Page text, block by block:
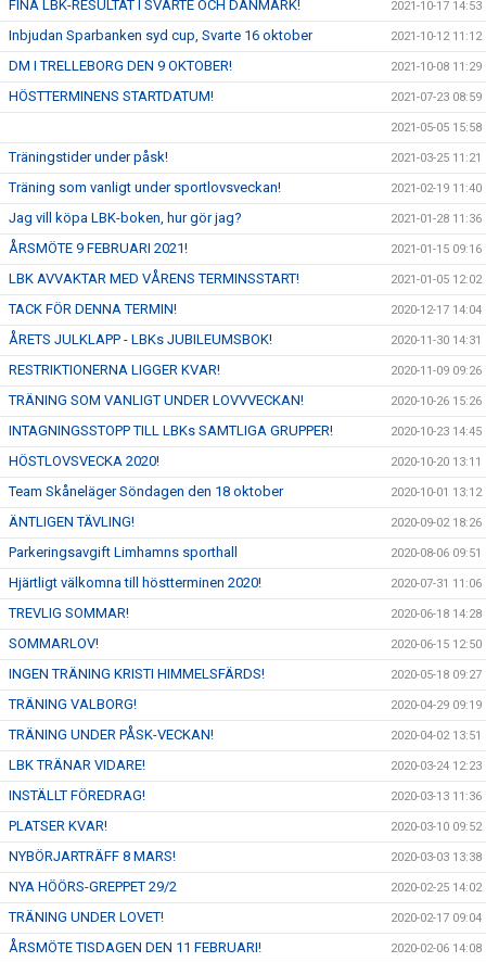
FINA LBK-RESULTAT I SVARTE OCH DANMARK! 2021-10-17 14:53
Inbjudan Sparbanken syd cup, Svarte 16 oktober 2021-10-12 11:12
DM I TRELLEBORG DEN 9 OKTOBER! 2021-10-08 11:29
HÖSTTERMINENS STARTDATUM! 2021-07-23 08:59
2021-05-05 15:58
Träningstider under påsk! 2021-03-25 11:21
Träning som vanligt under sportlovsveckan! 2021-02-19 11:40
Jag vill köpa LBK-boken, hur gör jag? 2021-01-28 11:36
ÅRSMÖTE 9 FEBRUARI 2021! 2021-01-15 09:16
LBK AVVAKTAR MED VÅRENS TERMINSSTART! 2021-01-05 12:02
TACK FÖR DENNA TERMIN! 2020-12-17 14:04
ÅRETS JULKLAPP - LBKs JUBILEUMSBOK! 2020-11-30 14:31
RESTRIKTIONERNA LIGGER KVAR! 2020-11-09 09:26
TRÄNING SOM VANLIGT UNDER LOVVVECKAN! 2020-10-26 15:26
INTAGNINGSSTOPP TILL LBKs SAMTLIGA GRUPPER! 2020-10-23 14:45
HÖSTLOVSVECKA 2020! 2020-10-20 13:11
Team Skåneläger Söndagen den 18 oktober 2020-10-01 13:12
ÄNTLIGEN TÄVLING! 2020-09-02 18:26
Parkeringsavgift Limhamns sporthall 2020-08-06 09:51
Hjärtligt välkomna till höstterminen 2020! 2020-07-31 11:06
TREVLIG SOMMAR! 2020-06-18 14:28
SOMMARLOV! 2020-06-15 12:50
INGEN TRÄNING KRISTI HIMMELSFÄRDS! 2020-05-18 09:27
TRÄNING VALBORG! 2020-04-29 09:19
TRÄNING UNDER PÅSK-VECKAN! 2020-04-02 13:51
LBK TRÄNAR VIDARE! 2020-03-24 12:23
INSTÄLLT FÖREDRAG! 2020-03-13 11:36
PLATSER KVAR! 2020-03-10 09:52
NYBÖRJARTRÄFF 8 MARS! 2020-03-03 13:38
NYA HÖÖRS-GREPPET 29/2 2020-02-25 14:02
TRÄNING UNDER LOVET! 2020-02-17 09:04
ÅRSMÖTE TISDAGEN DEN 11 FEBRUARI! 2020-02-06 14:08